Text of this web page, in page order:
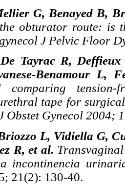
G, Benayed B,
obturator route: is
J Pelvic Floor
De Tayrac R,
Benamour L,
comparing tension-
tape for
Obstet Gynecol 2004;
L, Vidiella G,
R, et al.
incontinencia
21(2): 130-40.